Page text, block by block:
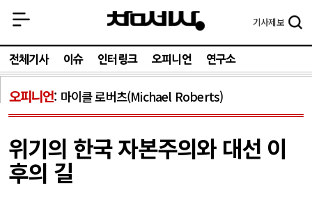
기사제보
전체기사 이슈 인터링크 오피니언 연구소
오피니언 마이클 로버츠(Michael Roberts)
위기의 한국 자본주의와 대선 이
후의 길